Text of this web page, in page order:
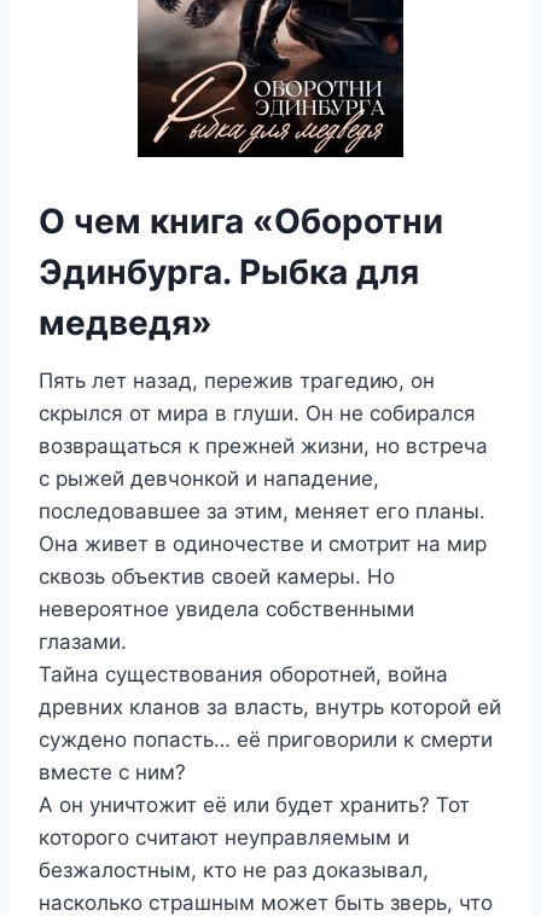
О чем книга «Оборотни
Эдинбурга. Рыбка для
медведя»
Пять лет назад, пережив трагедию, он
скрылся от мира в глуши. Он не собирался
возвращаться к прежней жизни, но встреча
с рыжей девчонкой и нападение,
последовавшее за этим, меняет его планы.
Она живет в одиночестве и смотрит на мир
сквозь объектив своей камеры. Но
невероятное увидела собственными
глазами.
Тайна существования оборотней, война
древних кланов за власть, внутрь которой ей
суждено попасть… её приговорили к смерти
вместе с ним?
А он уничтожит её или будет хранить? Тот
которого считают неуправляемым и
безжалостным, кто не раз доказывал,
насколько страшным может быть зверь, что